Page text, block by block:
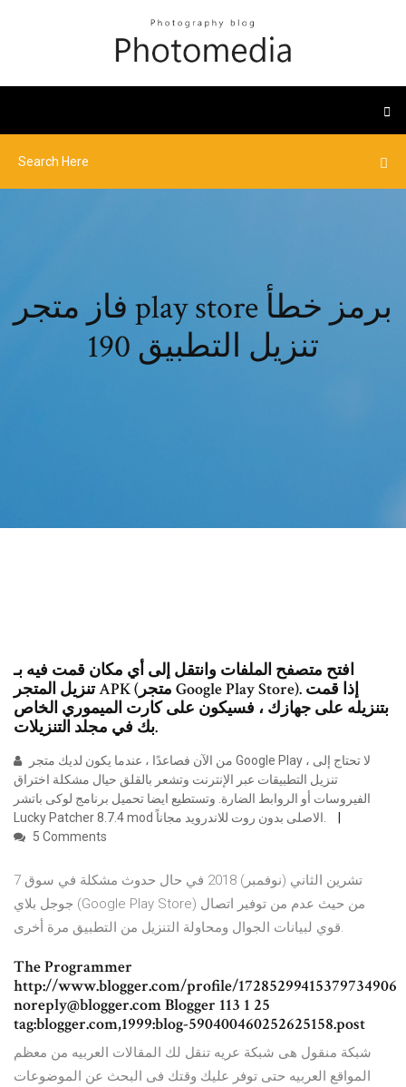
فاز متجر play store برمز خطأ
تنزيل التطبيق 190
افتح متصفح الملفات وانتقل إلى أي مكان قمت فيه بـ
تنزيل المتجر APK (متجر Google Play Store). إذا قمت
بتنزيله على جهازك ، فسيكون على كارت الميموري الخاص
بك في مجلد التنزيلات.
تنزيل التطبيقات عبر الإنترنت وتشعر بالقلق حيال مشكلة اختراق
الفيروسات أو الروابط الضارة. وتستطيع ايضا تحميل برنامج لوكى باتشر
Lucky Patcher 8.7.4 mod الاصلى بدون روت للاندرويد مجاناً.
5 Comments
7 تشرين الثاني (نوفمبر) 2018 في حال حدوث مشكلة في سوق
جوجل بلاي (Google Play Store) من حيث عدم من توفير اتصال
قوي لبيانات الجوال ومحاولة التنزيل من التطبيق مرة أخرى.
The Programmer
http://www.blogger.com/profile/17285299415379734906
noreply@blogger.com Blogger 113 1 25
tag:blogger.com,1999:blog-590400460252625158.post
شبكة منقول هى شبكة عريه تنقل لك المقالات العربيه من معظم
المواقع العربيه حتى توفر عليك وقتك فى البحث عن الموضوعات